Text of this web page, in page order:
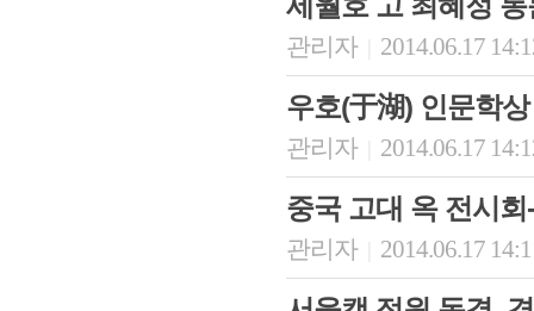
관리자 2014.06.17
우호(于湖) 인문학
관리자 2014.06.17
중국 고대 옥 전시
관리자 2014.06.17